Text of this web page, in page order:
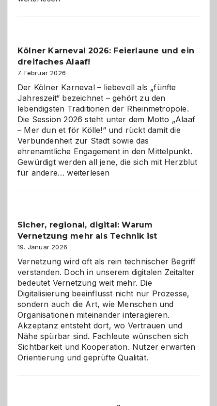
geworden
Kölner Karneval 2026: Feierlaune und ein
dreifaches Alaaf!
7. Februar 2026
Der Kölner Karneval – liebevoll als „fünfte
Jahreszeit“ bezeichnet – gehört zu den
lebendigsten Traditionen der Rheinmetropole.
Die Session 2026 steht unter dem Motto „Alaaf
– Mer dun et för Kölle!“ und rückt damit die
Verbundenheit zur Stadt sowie das
ehrenamtliche Engagement in den Mittelpunkt.
Gewürdigt werden all jene, die sich mit Herzblut
für andere…Kölner
ein
dreifaches
Alaaf!
weiterlesen
Sicher, regional, digital: Warum
Vernetzung mehr als Technik ist
19. Januar 2026
Vernetzung wird oft als rein technischer Begriff
verstanden. Doch in unserem digitalen Zeitalter
bedeutet Vernetzung weit mehr. Die
Digitalisierung beeinflusst nicht nur Prozesse,
sondern auch die Art, wie Menschen und
Organisationen miteinander interagieren.
Akzeptanz entsteht dort, wo Vertrauen und
Nähe spürbar sind. Fachleute wünschen sich
Sichtbarkeit und Kooperation. Nutzer erwarten
Orientierung und geprüfte Qualität.